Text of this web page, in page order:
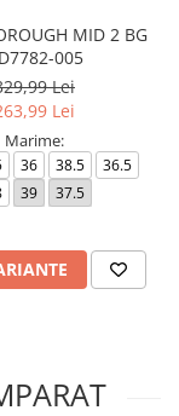
MID 2 BG
005
Lei
Lei
Marime:
36 38.5
36.5
39 37.5